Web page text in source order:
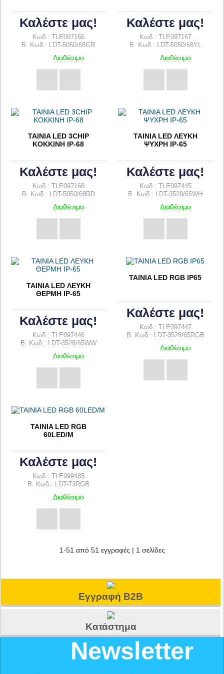
Καλέστε μας!
Κωδ.: TLE097166
B. Κωδ.: LDT-5050/68GR
Διαθέσιμο
Καλέστε μας!
Κωδ.: TLE097167
B. Κωδ.: LDT-5050/68YL
Διαθέσιμο
TAINIA LED 3CHIP
ΚOKKINH IP-68
Καλέστε μας!
Κωδ.: TLE097168
B. Κωδ.: LDT-5050/68RD
Διαθέσιμο
TAINIA LED ΛΕΥΚΗ
ΨΥΧΡΗ IP-65
Καλέστε μας!
Κωδ.: TLE097445
B. Κωδ.: LDT-3528/65WH
Διαθέσιμο
TAINIA LED ΛΕΥΚΗ
ΘΕΡΜΗ IP-65
Καλέστε μας!
Κωδ.: TLE097446
B. Κωδ.: LDT-3528/65WW
Διαθέσιμο
TAINIA LED RGB IP65
Καλέστε μας!
Κωδ.: TLE097447
B. Κωδ.: LDT-3528/65RGB
Διαθέσιμο
TAINIA LED RGB
60LED/M
Καλέστε μας!
Κωδ.: TLE099485
B. Κωδ.: LDT-73RGB
Διαθέσιμο
1-51 από 51 εγγραφές | 1 σελίδες
Εγγραφή B2B
Κατάστημα
Newsletter